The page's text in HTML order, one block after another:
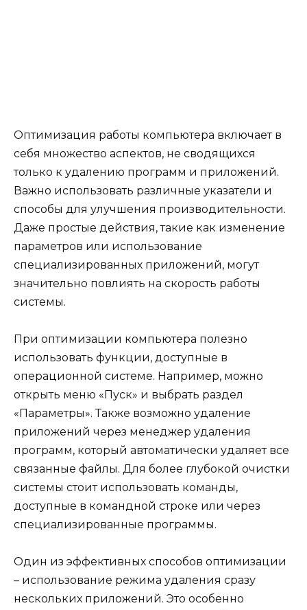
Оптимизация работы компьютера включает в
себя множество аспектов, не сводящихся
только к удалению программ и приложений.
Важно использовать различные указатели и
способы для улучшения производительности.
Даже простые действия, такие как изменение
параметров или использование
специализированных приложений, могут
значительно повлиять на скорость работы
системы.
При оптимизации компьютера полезно
использовать функции, доступные в
операционной системе. Например, можно
открыть меню «Пуск» и выбрать раздел
«Параметры». Также возможно удаление
приложений через менеджер удаления
программ, который автоматически удаляет все
связанные файлы. Для более глубокой очистки
системы стоит использовать команды,
доступные в командной строке или через
специализированные программы.
Один из эффективных способов оптимизации
– использование режима удаления сразу
нескольких приложений. Это особенно